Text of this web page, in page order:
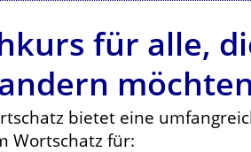
für alle,
bietet eine
Wortschatz für: